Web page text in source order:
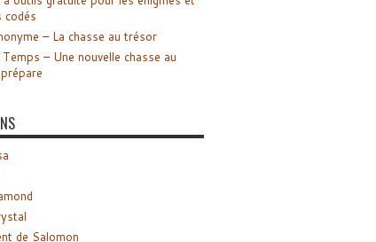
codés
– La chasse au trésor
Temps – Une nouvelle chasse au
de Salomon